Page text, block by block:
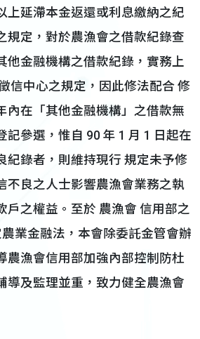
上延滯本金返還或利息繳納之紀
規定，對於農漁會之借款紀錄查
他金融機構之借款紀錄，實務上
信中心之規定，因此修法配合 修
內在「其他金融機構」之借款無
記參選，惟自 90 年 1 月 1 日起在
紀錄者，則維持現行 規定未予修
不良之人士影響農漁會業務之執
戶之權益。至於 農漁會 信用部之
業金融法，本會除委託金管會辦
農漁會信用部加強內部控制防杜
導及監理並重，致力健全農漁會